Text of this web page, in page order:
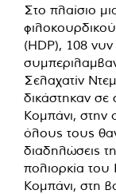
Στο πλαίσιο
(HDP), 108 νυν
Σελαχατίν
δικάστηκαν σε
Κομπάνι, στην
όλους τους
διαδηλώσεις
πολιορκία
Κομπάνι, στη